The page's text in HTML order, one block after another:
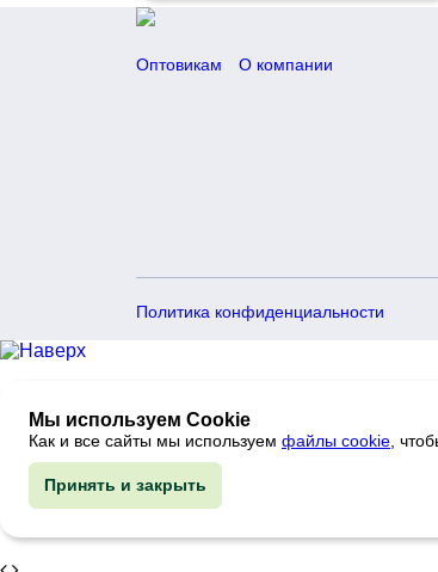
Оптовикам О компании
Политика конфиденциальности
Мы используем Cookie
Как и все сайты мы используем файлы cookie,
Принять и закрыть